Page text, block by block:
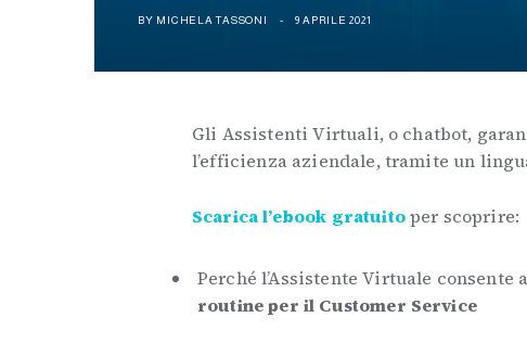
BY MICHELA TASSONI 9 APRILE 2021
Gli Assistenti Virtuali, o chatbot,
l’efficienza aziendale, tramite un
Scarica l’ebook gratuitoper scoprire:
Perché l’Assistente Virtuale consente
routine per il Customer Service